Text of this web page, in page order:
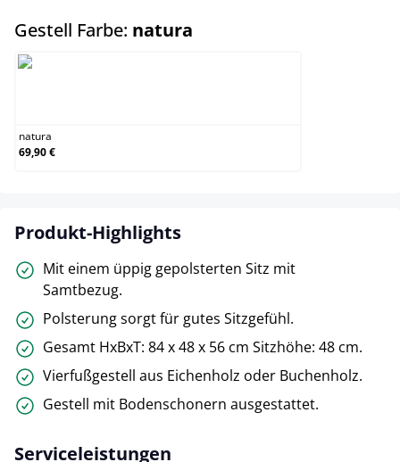
Gestell Farbe: natura
natura
69,90 €
Produkt-Highlights
Mit einem üppig gepolsterten Sitz mit
Samtbezug.
Polsterung sorgt für gutes Sitzgefühl.
Gesamt HxBxT: 84 x 48 x 56 cm Sitzhöhe: 48 cm.
Vierfußgestell aus Eichenholz oder Buchenholz.
Gestell mit Bodenschonern ausgestattet.
Serviceleistungen